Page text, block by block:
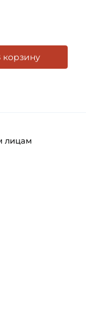
корзину
лицам